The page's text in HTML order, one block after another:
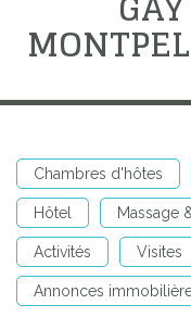
Chambres d'hôtes
Hôtel Massage
Activités Visites
Annonces